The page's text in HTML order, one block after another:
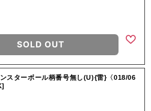
SOLD OUT
スターボール柄番号無し(U){雷}〈018/06